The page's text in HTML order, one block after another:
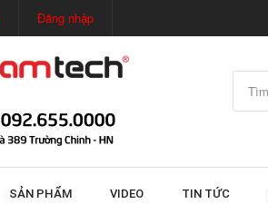
Đăng nhập
SẢN PHẨM VIDEO TIN TỨC